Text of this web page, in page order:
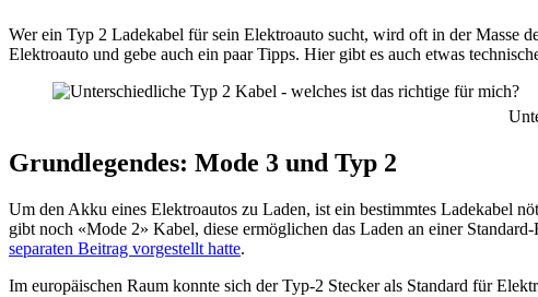
Wer ein Typ 2 Ladekabel für sein Elektroauto sucht, wird oft in der Masse
Elektroauto und gebe auch ein paar Tipps. Hier gibt es auch etwas
Grundlegendes: Mode 3 und Typ 2
Um den Akku eines Elektroautos zu Laden, ist ein bestimmtes Ladekabel
gibt noch «Mode 2» Kabel, diese ermöglichen das Laden an einer
separaten Beitrag vorgestellt hatte.
Im europäischen Raum konnte sich der Typ-2 Stecker als Standard für